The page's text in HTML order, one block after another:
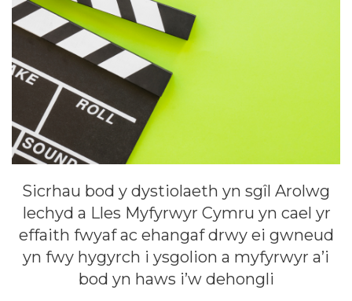
Sicrhau bod y dystiolaeth yn sgîl Arolwg
Iechyd a Lles Myfyrwyr Cymru yn cael yr
effaith fwyaf ac ehangaf drwy ei gwneud
yn fwy hygyrch i ysgolion a myfyrwyr a’i
bod yn haws i’w dehongli